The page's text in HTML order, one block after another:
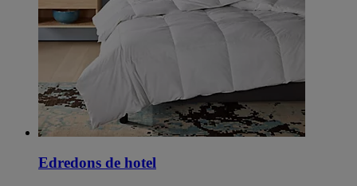
Edredons de hotel